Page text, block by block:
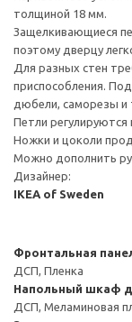
толщиной 18 мм.
Защелкивающиеся
поэтому дверцу
Для разных стен
приспособления.
дюбели, саморезы и
Петли регулируются
Ножки и цоколи
Можно дополнить
Дизайнер:
IKEA of Sweden
Фронтальная
ДСП, Пленка
Напольный шкаф
ДСП, Меламиновая